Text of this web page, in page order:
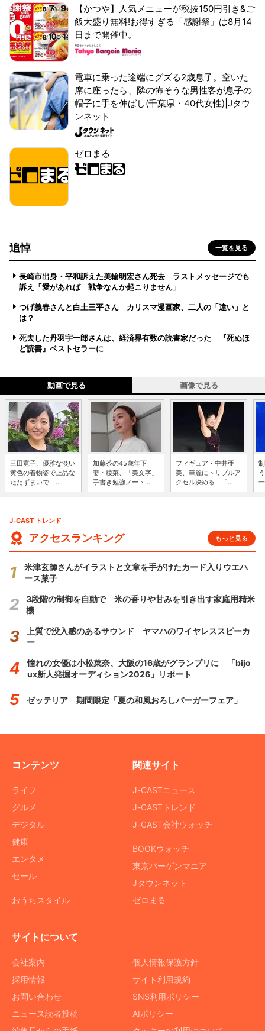
【かつや】人気メニューが税抜150円引き&ご
飯大盛り無料!お得すぎる「感謝祭」は8月14
日まで開催中。
電車に乗った途端にグズる2歳息子。空いた
席に座ったら、隣の怖そうな男性客が息子の
帽子に手を伸ばし(千葉県・40代女性)|Jタウ
ンネット
ゼロまる
追悼 一覧を見る
長崎市出身・平和訴えた美輪明宏さん死去 ラストメッセージでも
訴え「愛があれば 戦争なんか起こりません」
つげ義春さんと白土三平さん カリスマ漫画家、二人の「違い」と
は？
死去した丹羽宇一郎さんは、経済界有数の読書家だった 『死ぬほ
ど読書』ベストセラーに
動画で見る 画像で見る
三田寛子、優雅な淡い
黄色の着物姿で上品な
たたずまいで ...
加藤茶の45歳年下
妻・綾菜、「美文字」
手書き勉強ノート...
フィギュア・中井亜
美、華麗にトリプルア
クセル決める 「...
J-CAST トレンド
アクセスランキング もっと見る
米津玄師さんがイラストと文章を手がけたカード入りウエハ
ース菓子
3段階の制御を自動で 米の香りや甘みを引き出す家庭用精米
機
上質で没入感のあるサウンド ヤマハのワイヤレススピーカ
ー
憧れの女優は小松菜奈、大阪の16歳がグランプリに 「bijo
ux新人発掘オーディション2026」リポート
ゼッテリア 期間限定「夏の和風おろしバーガーフェア」
コンテンツ
ライフ
グルメ
デジタル
健康
エンタメ
セール
おうちスタイル
関連サイト
J-CASTニュース
J-CASTトレンド
J-CAST会社ウォッチ
BOOKウォッチ
東京バーゲンマニア
Jタウンネット
ゼロまる
サイトについて
会社案内
採用情報
お問い合わせ
ニュース読者投稿
個人情報保護方針
サイト利用規約
SNS利用ポリシー
AIポリシー